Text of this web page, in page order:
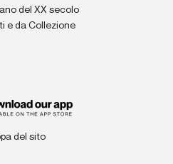
del XX secolo
e da Collezione
del sito